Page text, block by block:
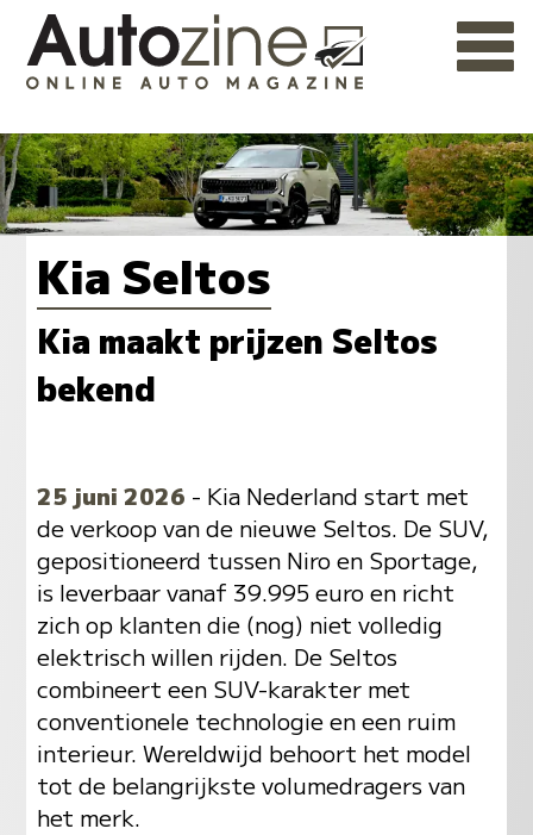
Kia Seltos
Kia maakt prijzen Seltos
bekend
25 juni 2026 - Kia Nederland start met
de verkoop van de nieuwe Seltos. De SUV,
gepositioneerd tussen Niro en Sportage,
is leverbaar vanaf 39.995 euro en richt
zich op klanten die (nog) niet volledig
elektrisch willen rijden. De Seltos
combineert een SUV-karakter met
conventionele technologie en een ruim
interieur. Wereldwijd behoort het model
tot de belangrijkste volumedragers van
het merk.